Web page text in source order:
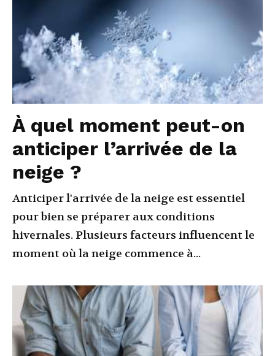
À quel moment peut-on
anticiper l’arrivée de la
neige ?
Anticiper l'arrivée de la neige est essentiel
pour bien se préparer aux conditions
hivernales. Plusieurs facteurs influencent le
moment où la neige commence à...